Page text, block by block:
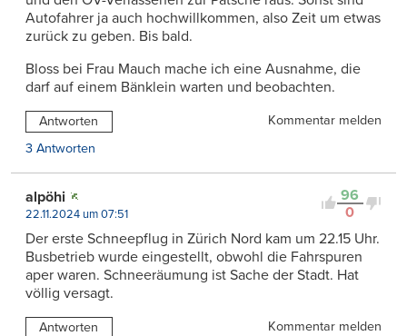
Autofahrer ja auch hochwillkommen, also Zeit um etwas
zurück zu geben. Bis bald.
Bloss bei Frau Mauch mache ich eine Ausnahme, die
darf auf einem Bänklein warten und beobachten.
Antworten
Kommentar melden
3 Antworten
96
0
alpöhi
22.11.2024 um 07:51
Der erste Schneepflug in Zürich Nord kam um 22.15 Uhr.
Busbetrieb wurde eingestellt, obwohl die Fahrspuren
aper waren. Schneeräumung ist Sache der Stadt. Hat
völlig versagt.
Antworten
Kommentar melden